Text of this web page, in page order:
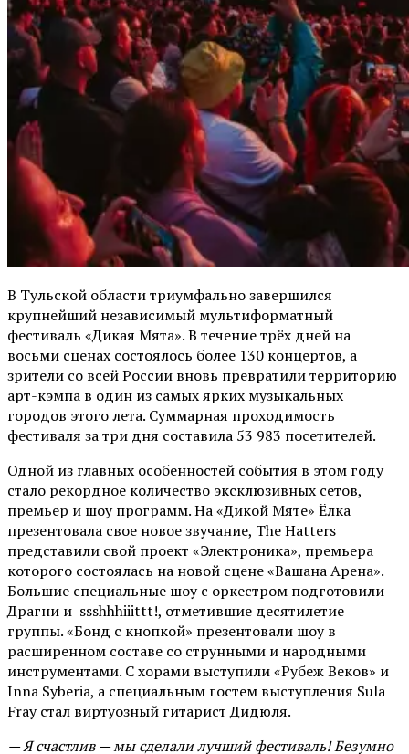
В Тульской области триумфально завершился
крупнейший независимый мультиформатный
фестиваль «Дикая Мята». В течение трёх дней на
восьми сценах состоялось более 130 концертов, а
зрители со всей России вновь превратили территорию
арт-кэмпа в один из самых ярких музыкальных
городов этого лета. Суммарная проходимость
фестиваля за три дня составила 53 983 посетителей.
Одной из главных особенностей события в этом году
стало рекордное количество эксклюзивных сетов,
премьер и шоу программ. На «Дикой Мяте» Ёлка
презентовала свое новое звучание, The Hatters
представили свой проект «Электроника», премьера
которого состоялась на новой сцене «Вашана Арена».
Большие специальные шоу с оркестром подготовили
Драгни и ssshhhiiittt!, отметившие десятилетие
группы. «Бонд с кнопкой» презентовали шоу в
расширенном составе со струнными и народными
инструментами. С хорами выступили «Рубеж Веков» и
Inna Syberia, а специальным гостем выступления Sula
Fray стал виртуозный гитарист Дидюля.
— Я счастлив — мы сделали лучший фестиваль! Безумно